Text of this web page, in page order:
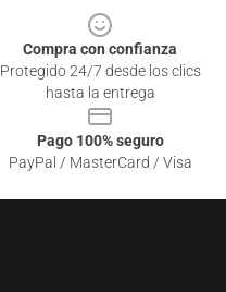
Compra con confianza
Protegido 24/7 desde los clics
hasta la entrega
Pago 100% seguro
PayPal / MasterCard / Visa